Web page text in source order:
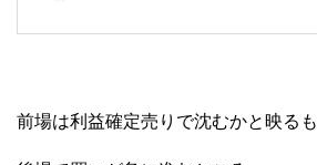
前場は利益確定売りで沈むかと映るも